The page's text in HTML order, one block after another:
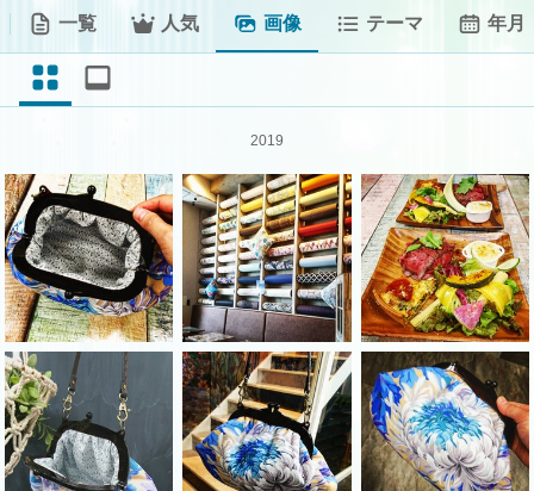
一覧 人気 画像 テーマ 年月
2019